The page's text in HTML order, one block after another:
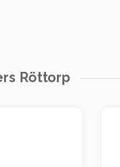
Röttorp